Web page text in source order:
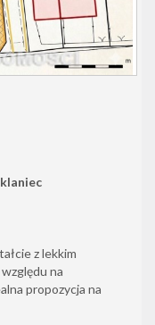
z lekkim
na
propozycja na